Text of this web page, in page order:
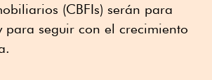
(CBFIs) serán para
para seguir con el crecimiento